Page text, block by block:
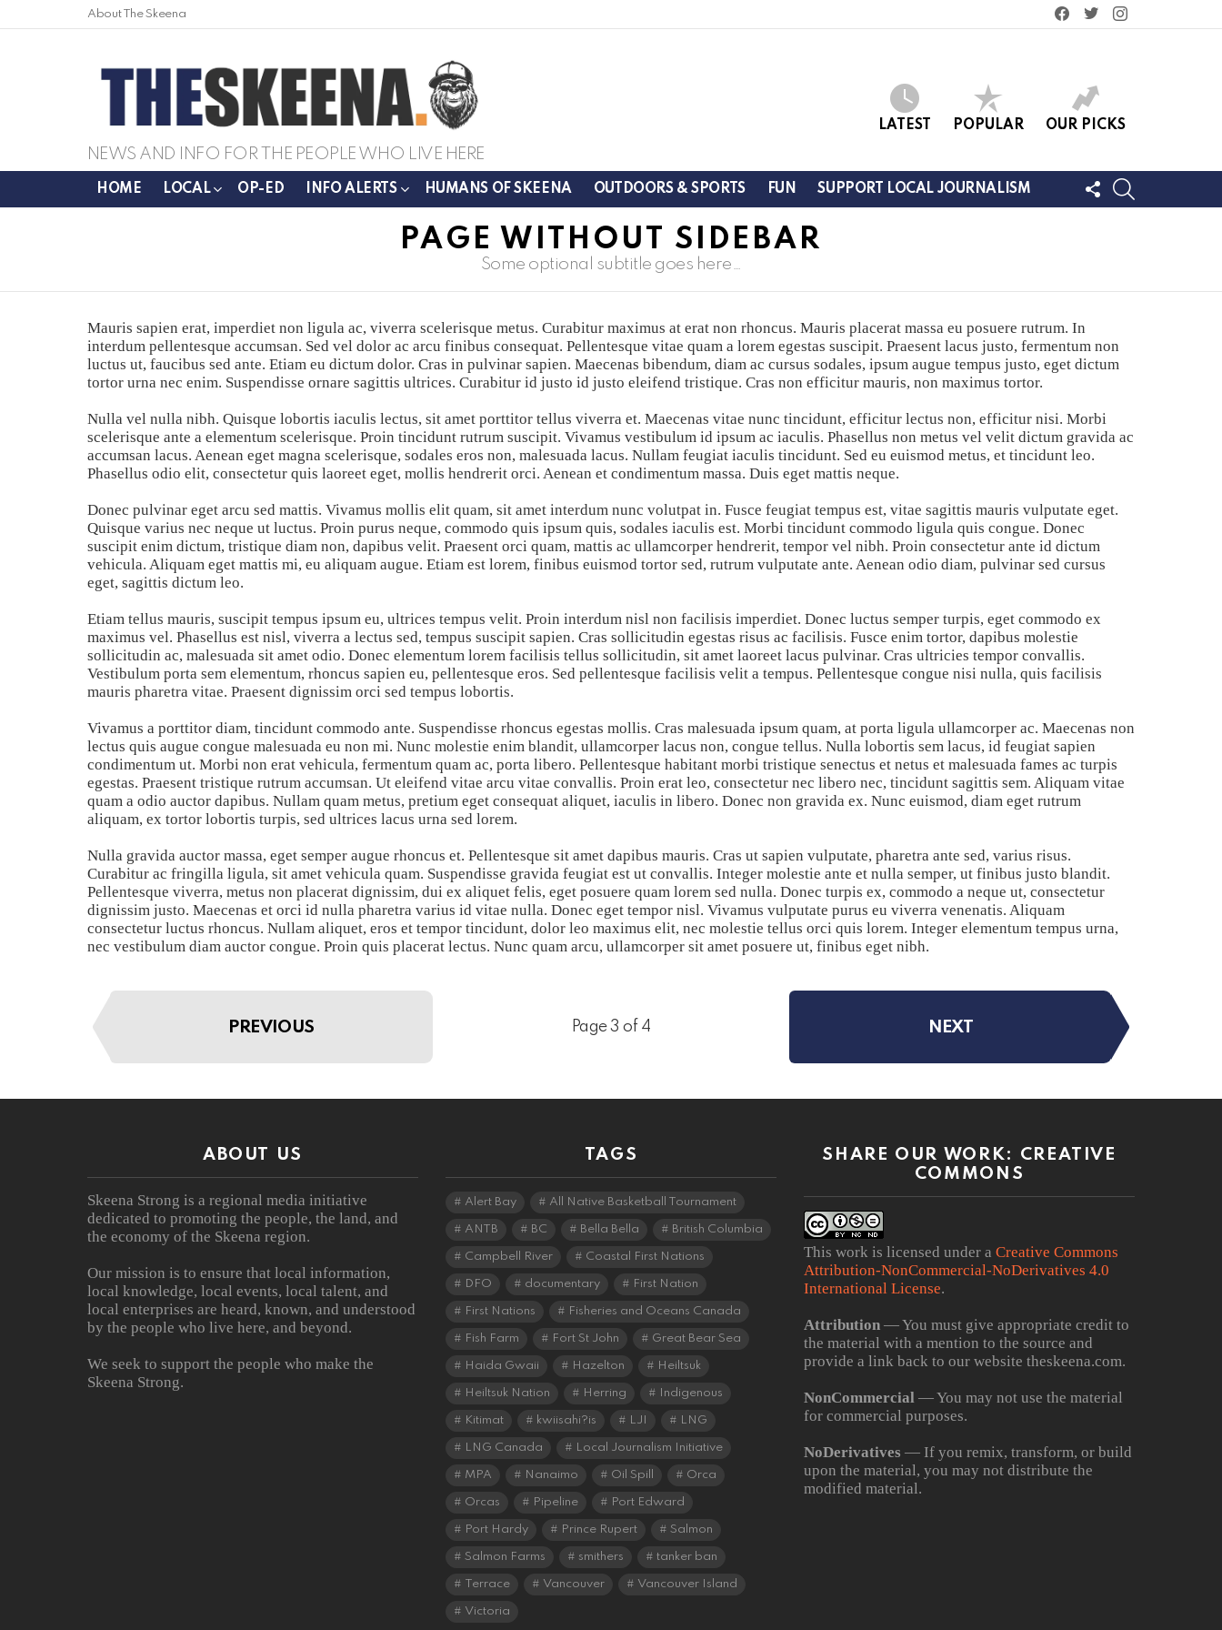
About The Skeena
facebooktwitterinstagram
NEWS AND INFO FOR THE PEOPLE WHO LIVE HERE
LATEST POPULAR OUR PICKS
HOME LOCAL OP-ED INFO ALERTS HUMANS OF SKEENA OUTDOORS & SPORTS FUN SUPPORT LOCAL JOURNALISM
FOLLOW
US
PAGE WITHOUT SIDEBAR
Some optional subtitle goes here…
Mauris sapien erat, imperdiet non ligula ac, viverra scelerisque metus. Curabitur maximus at erat non rhoncus. Mauris placerat massa eu posuere rutrum. In
interdum pellentesque accumsan. Sed vel dolor ac arcu finibus consequat. Pellentesque vitae quam a lorem egestas suscipit. Praesent lacus justo, fermentum non
luctus ut, faucibus sed ante. Etiam eu dictum dolor. Cras in pulvinar sapien. Maecenas bibendum, diam ac cursus sodales, ipsum augue tempus justo, eget dictum
tortor urna nec enim. Suspendisse ornare sagittis ultrices. Curabitur id justo id justo eleifend tristique. Cras non efficitur mauris, non maximus tortor.
Nulla vel nulla nibh. Quisque lobortis iaculis lectus, sit amet porttitor tellus viverra et. Maecenas vitae nunc tincidunt, efficitur lectus non, efficitur nisi. Morbi
scelerisque ante a elementum scelerisque. Proin tincidunt rutrum suscipit. Vivamus vestibulum id ipsum ac iaculis. Phasellus non metus vel velit dictum gravida ac
accumsan lacus. Aenean eget magna scelerisque, sodales eros non, malesuada lacus. Nullam feugiat iaculis tincidunt. Sed eu euismod metus, et tincidunt leo.
Phasellus odio elit, consectetur quis laoreet eget, mollis hendrerit orci. Aenean et condimentum massa. Duis eget mattis neque.
Donec pulvinar eget arcu sed mattis. Vivamus mollis elit quam, sit amet interdum nunc volutpat in. Fusce feugiat tempus est, vitae sagittis mauris vulputate eget.
Quisque varius nec neque ut luctus. Proin purus neque, commodo quis ipsum quis, sodales iaculis est. Morbi tincidunt commodo ligula quis congue. Donec
suscipit enim dictum, tristique diam non, dapibus velit. Praesent orci quam, mattis ac ullamcorper hendrerit, tempor vel nibh. Proin consectetur ante id dictum
vehicula. Aliquam eget mattis mi, eu aliquam augue. Etiam est lorem, finibus euismod tortor sed, rutrum vulputate ante. Aenean odio diam, pulvinar sed cursus
eget, sagittis dictum leo.
Etiam tellus mauris, suscipit tempus ipsum eu, ultrices tempus velit. Proin interdum nisl non facilisis imperdiet. Donec luctus semper turpis, eget commodo ex
maximus vel. Phasellus est nisl, viverra a lectus sed, tempus suscipit sapien. Cras sollicitudin egestas risus ac facilisis. Fusce enim tortor, dapibus molestie
sollicitudin ac, malesuada sit amet odio. Donec elementum lorem facilisis tellus sollicitudin, sit amet laoreet lacus pulvinar. Cras ultricies tempor convallis.
Vestibulum porta sem elementum, rhoncus sapien eu, pellentesque eros. Sed pellentesque facilisis velit a tempus. Pellentesque congue nisi nulla, quis facilisis
mauris pharetra vitae. Praesent dignissim orci sed tempus lobortis.
Vivamus a porttitor diam, tincidunt commodo ante. Suspendisse rhoncus egestas mollis. Cras malesuada ipsum quam, at porta ligula ullamcorper ac. Maecenas non
lectus quis augue congue malesuada eu non mi. Nunc molestie enim blandit, ullamcorper lacus non, congue tellus. Nulla lobortis sem lacus, id feugiat sapien
condimentum ut. Morbi non erat vehicula, fermentum quam ac, porta libero. Pellentesque habitant morbi tristique senectus et netus et malesuada fames ac turpis
egestas. Praesent tristique rutrum accumsan. Ut eleifend vitae arcu vitae convallis. Proin erat leo, consectetur nec libero nec, tincidunt sagittis sem. Aliquam vitae
quam a odio auctor dapibus. Nullam quam metus, pretium eget consequat aliquet, iaculis in libero. Donec non gravida ex. Nunc euismod, diam eget rutrum
aliquam, ex tortor lobortis turpis, sed ultrices lacus urna sed lorem.
Nulla gravida auctor massa, eget semper augue rhoncus et. Pellentesque sit amet dapibus mauris. Cras ut sapien vulputate, pharetra ante sed, varius risus.
Curabitur ac fringilla ligula, sit amet vehicula quam. Suspendisse gravida feugiat est ut convallis. Integer molestie ante et nulla semper, ut finibus justo blandit.
Pellentesque viverra, metus non placerat dignissim, dui ex aliquet felis, eget posuere quam lorem sed nulla. Donec turpis ex, commodo a neque ut, consectetur
dignissim justo. Maecenas et orci id nulla pharetra varius id vitae nulla. Donec eget tempor nisl. Vivamus vulputate purus eu viverra venenatis. Aliquam
consectetur luctus rhoncus. Nullam aliquet, eros et tempor tincidunt, dolor leo maximus elit, nec molestie tellus orci quis lorem. Integer elementum tempus urna,
nec vestibulum diam auctor congue. Proin quis placerat lectus. Nunc quam arcu, ullamcorper sit amet posuere ut, finibus eget nibh.
Page 3 of 4
PREVIOUS NEXT
ABOUT US
Skeena Strong is a regional media initiative
dedicated to promoting the people, the land, and
the economy of the Skeena region.
Our mission is to ensure that local information,
local knowledge, local events, local talent, and
local enterprises are heard, known, and understood
by the people who live here, and beyond.
We seek to support the people who make the
Skeena Strong.
TAGS
Alert Bay All Native Basketball Tournament
ANTB BC Bella Bella British Columbia
Campbell River Coastal First Nations
DFO documentary First Nation
First Nations Fisheries and Oceans Canada
Fish Farm Fort St John Great Bear Sea
Haida Gwaii Hazelton Heiltsuk
Heiltsuk Nation Herring Indigenous
Kitimat kwiisahi?is LJI LNG
LNG Canada Local Journalism Initiative
MPA Nanaimo Oil Spill Orca
Orcas Pipeline Port Edward
Port Hardy Prince Rupert Salmon
Salmon Farms smithers tanker ban
Terrace Vancouver Vancouver Island
Victoria
SHARE OUR WORK: CREATIVE
COMMONS
This work is licensed under a Creative Commons
Attribution-NonCommercial-NoDerivatives 4.0
International License.
Attribution — You must give appropriate credit to
the material with a mention to the source and
provide a link back to our website theskeena.com.
NonCommercial — You may not use the material
for commercial purposes.
NoDerivatives — If you remix, transform, or build
upon the material, you may not distribute the
modified material.